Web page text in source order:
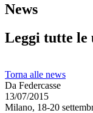
News
Leggi tutte le
Torna alle news
Da Federcasse
13/07/2015
Milano, 18-20